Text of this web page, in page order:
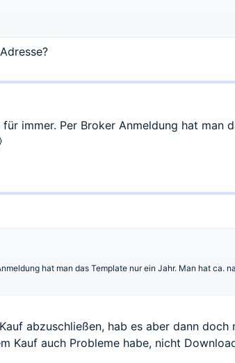
immer. Per Broker Anmeldung hat man
hat man das Template nur ein Jahr. Man hat ca.
abzuschließen, hab es aber dann doch
Kauf auch Probleme habe, nicht